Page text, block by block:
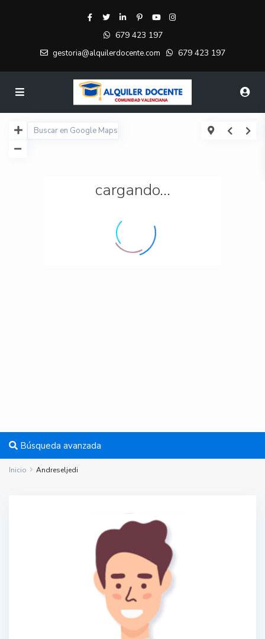
679 423 197
gestoria@alquilerdocente.com 679 423 197
cargando...
Búsqueda avanzada
Inicio Andreseljedi